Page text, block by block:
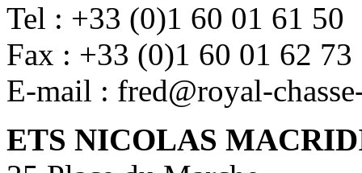
Tel : +33 (0)1 60 01 61 50
Fax : +33 (0)1 60 01 62 73
E-mail : fred@royal-
ETS NICOLAS